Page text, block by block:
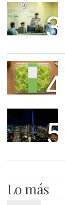
3
4
5
Lo más